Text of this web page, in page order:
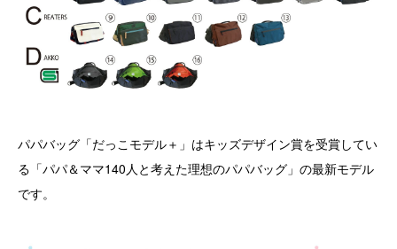
パパバッグ「だっこモデル＋」はキッズデザイン賞を受賞してい
る「パパ＆ママ140人と考えた理想のパパバッグ」の最新モデル
です。